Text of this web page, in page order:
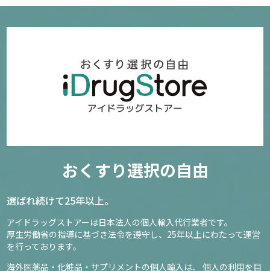
おくすり選択の自由
選ばれ続けて25年以上。
アイドラッグストアーは日本法人の個人輸入代行業者です。
厚生労働省の指導に基づき法令を遵守し、 25年以上にわたって運営
を行っております。
海外医薬品・化粧品・サプリメントの個人輸入は、
個人の利用を目